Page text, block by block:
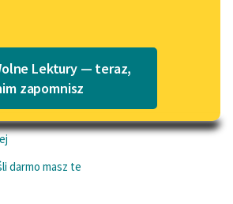
dla
Katalog w formacie PDF
Lektury — teraz,
zapomnisz
od początku
darmo masz te